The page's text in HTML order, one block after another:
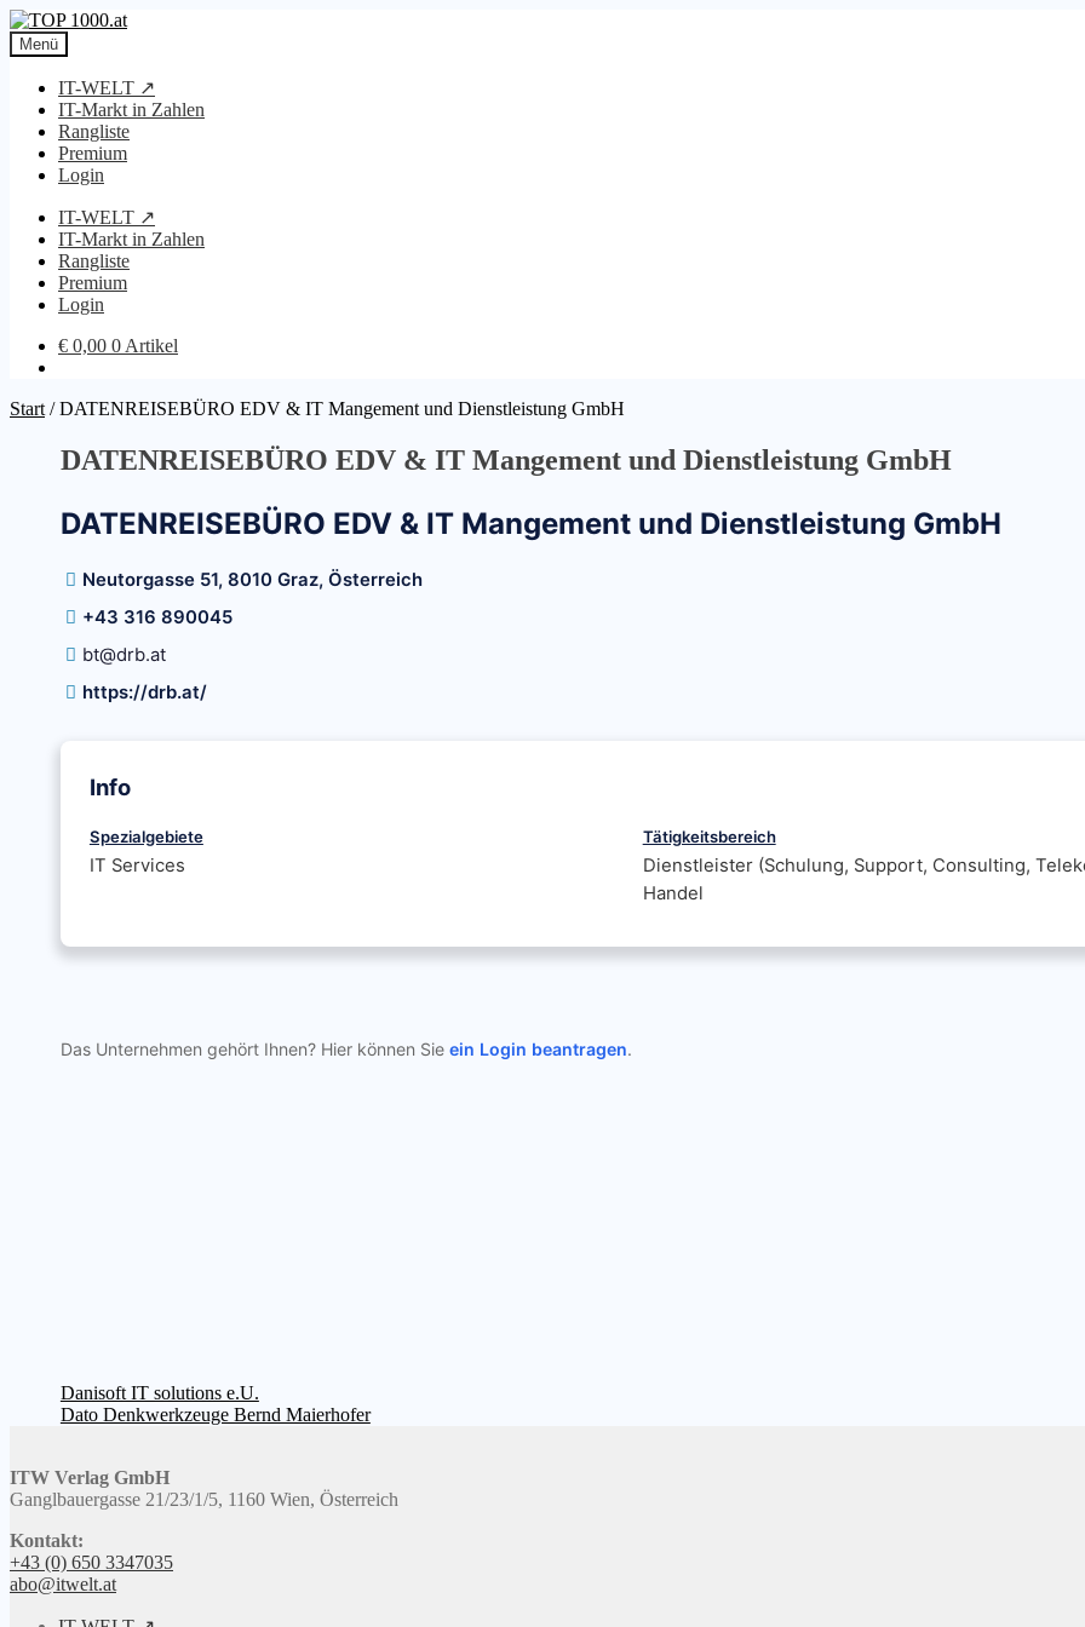
Zur
Navigation
springen
Zum
Inhalt
springen
Menü
IT-WELT ↗
IT-Markt in Zahlen
Rangliste
Premium
Login
IT-WELT ↗
IT-Markt in Zahlen
Rangliste
Premium
Login
€ 0,00 0 Artikel
Start /DATENREISEBÜRO EDV & IT Mangement und Dienstleistung GmbH
DATENREISEBÜRO EDV & IT Mangement und Dienstleistung GmbH
DATENREISEBÜRO EDV & IT Mangement und Dienstleistung GmbH
Neutorgasse 51, 8010 Graz, Österreich
+43 316 890045
bt@drb.at
https://drb.at/
Info
Spezialgebiete
IT Services
Tätigkeitsbereich
Dienstleister (Schulung, Support, Consulting,
Handel
Das Unternehmen gehört Ihnen? Hier können Sie ein Login beantragen.
Beitragsnavigation
Vorheriger
Beitrag:
Danisoft IT solutions e.U.
Nächster
Dato Denkwerkzeuge Bernd Maierhofer
ITW Verlag GmbH
Ganglbauergasse 21/23/1/5, 1160 Wien, Österreich
Kontakt:
+43 (0) 650 3347035
abo@itwelt.at